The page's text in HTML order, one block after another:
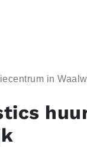
in